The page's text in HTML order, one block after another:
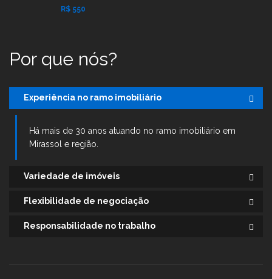
R$ 550
Por que nós?
Experiência no ramo imobiliário
Há mais de 30 anos atuando no ramo imobiliário em
Mirassol e região.
Variedade de imóveis
Flexibilidade de negociação
Responsabilidade no trabalho